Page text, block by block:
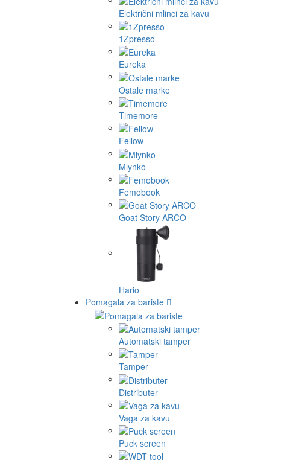
Električni mlinci za kavu
1Zpresso
Eureka
Ostale marke
Timemore
Fellow
Mlynko
Femobook
Goat Story ARCO
Hario
Pomagala za bariste
Automatski tamper
Tamper
Distributer
Vaga za kavu
Puck screen